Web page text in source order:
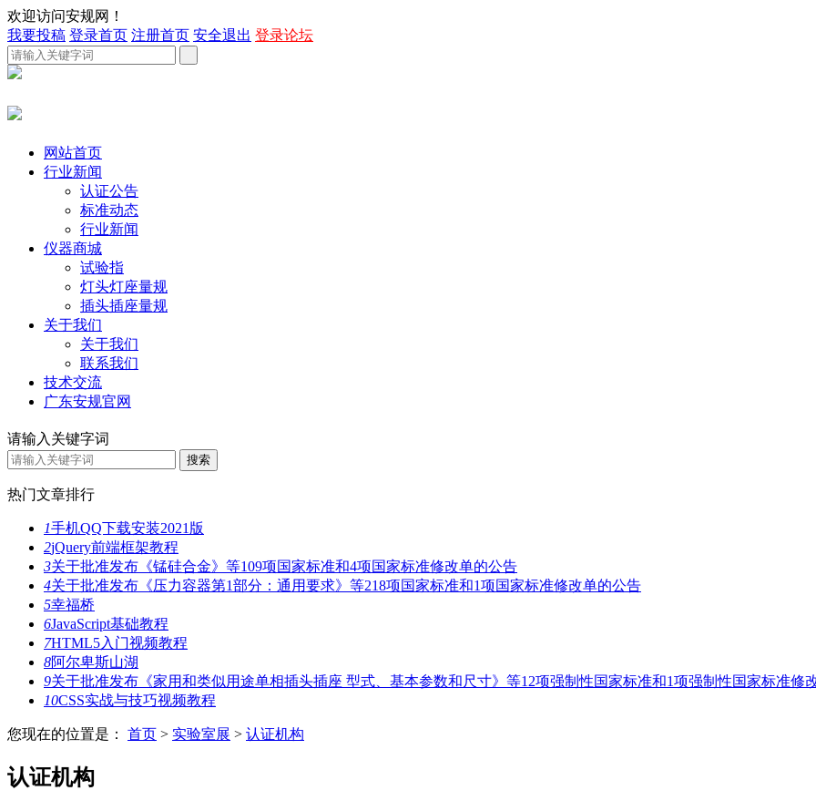
欢迎访问安规网！
我要投稿 登录首页 注册首页 安全退出 登录论坛
网站首页
行业新闻
认证公告
标准动态
行业新闻
仪器商城
试验指
灯头灯座量规
插头插座量规
关于我们
关于我们
联系我们
技术交流
广东安规官网
请输入关键字词
热门文章排行
1手机QQ下载安装2021版
2jQuery前端框架教程
3关于批准发布《锰硅合金》等109项国家标准和4项国家标准修改单的公告
4关于批准发布《压力容器第1部分：通用要求》等218项国家标准和1项国家标准修改单的公告
5幸福桥
6JavaScript基础教程
7HTML5入门视频教程
8阿尔卑斯山湖
9关于批准发布《家用和类似用途单相插头插座 型式、基本参数和尺寸》等12项强制性国家标准和1项强制性国家标准修
10CSS实战与技巧视频教程
您现在的位置是： 首页 > 实验室展 > 认证机构
认证机构